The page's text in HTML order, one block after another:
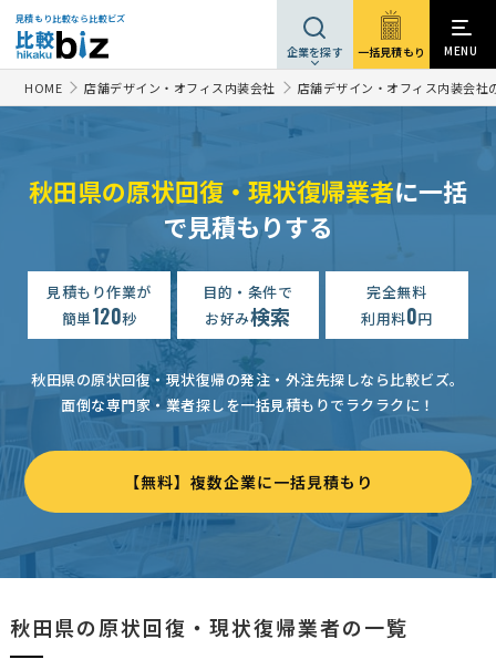
見積もり比較なら比較ビズ
企業を探す 一括見積もり MENU
HOME 店舗デザイン・オフィス内装会社 店舗デザイン・オフィス内装会社
秋田県の原状回復・現状復帰業者に一括
で見積もりする
見積もり作業が
簡単120秒
目的・条件で
お好み検索
完全無料
利用料0円
秋田県の原状回復・現状復帰の発注・外注先探しなら比較ビズ。
面倒な専門家・業者探しを一括見積もりでラクラクに！
【無料】複数企業に一括見積もり
秋田県の原状回復・現状復帰業者の一覧